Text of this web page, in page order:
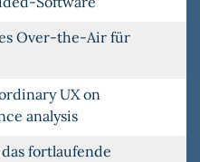
Over-the-Air für
UX on
analysis
fortlaufende